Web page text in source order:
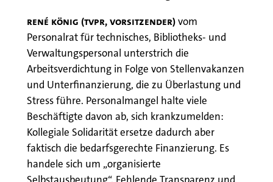
René König (TVPR, Vorsitzender)vom
Personalrat für technisches, Bibliotheks- und
Verwaltungspersonal unterstrich die
Arbeitsverdichtung in Folge von Stellenvakanzen
und Unterfinanzierung, die zu Überlastung und
Stress führe. Personalmangel halte viele
Beschäftigte davon ab, sich krankzumelden:
Kollegiale Solidarität ersetze dadurch aber
faktisch die bedarfsgerechte Finanzierung. Es
handele sich um „organisierte